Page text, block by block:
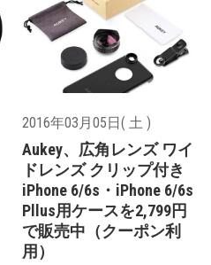
2016年03月05日( 土 )
Aukey、広角レンズ ワイ
ドレンズ クリップ付き
iPhone 6/6s・iPhone 6/6s
Pllus用ケースを2,799円
で販売中（クーポン利
用）